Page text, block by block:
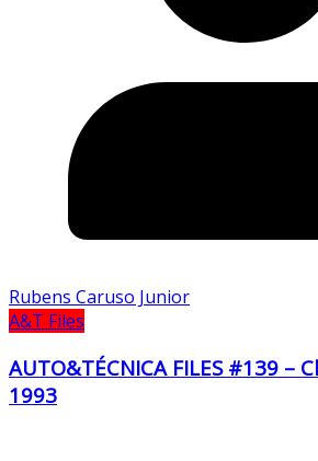
Rubens Caruso Junior
A&T Files
AUTO&TÉCNICA FILES #139 –
1993